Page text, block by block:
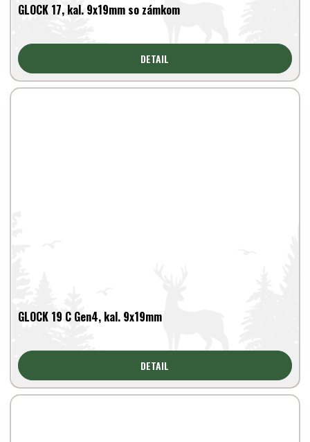
GLOCK 17, kal. 9x19mm so zámkom
DETAIL
GLOCK 19 C Gen4, kal. 9x19mm
DETAIL